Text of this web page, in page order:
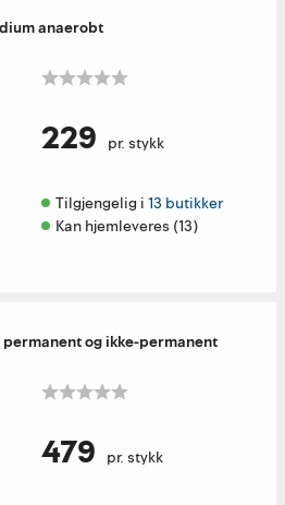
anaerobt
229 pr. stykk
Tilgjengelig i 13 butikker
Kan hjemleveres (13)
og ikke-permanent
479 pr. stykk